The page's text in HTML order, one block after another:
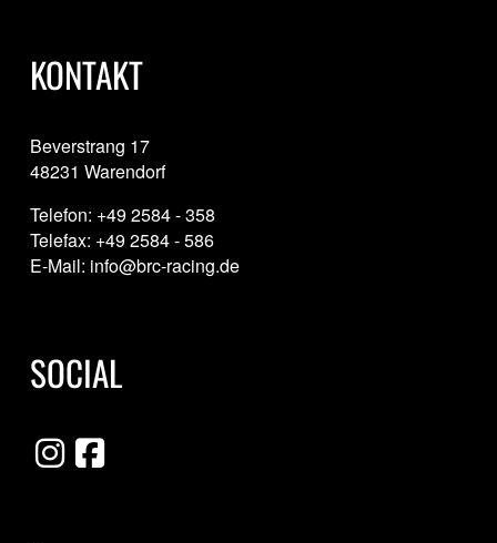
KONTAKT
Beverstrang 17
48231 Warendorf
Telefon: +49 2584 - 358
Telefax: +49 2584 - 586
E-Mail: info@brc-racing.de
SOCIAL